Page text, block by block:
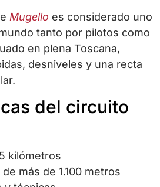
Mugello es considerado uno
tanto por pilotos como
en plena Toscana,
desniveles y una recta
del circuito
kilómetros
más de 1.100 metros